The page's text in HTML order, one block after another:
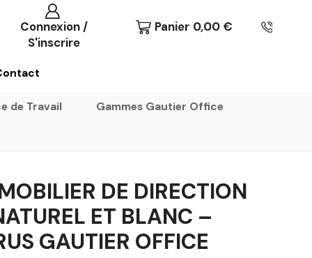
Connexion /
S'inscrire
Panier 0,00 €
de Travail Gammes Gautier Office
DE DIRECTION
ET BLANC –
GAUTIER OFFICE